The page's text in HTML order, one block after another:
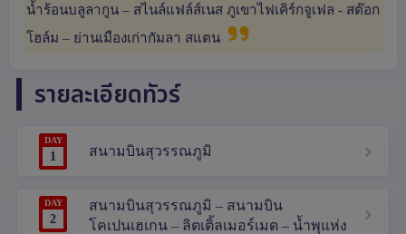
น้ำร้อนบลูลากูน – สไนล์แฟล์ส์เนส ภูเขาไฟเคิร์กจูเฟล - สต๊อก
โฮล์ม – ย่านเมืองเก่ากัมลา สแตน
รายละเอียดทัวร์
DAY
1 สนามบินสุวรรณภูมิ
DAY
2
สนามบินสุวรรณภูมิ – สนามบิน
โคเปนเฮเกน – ลิตเติ้ลเมอร์เมด – น้ำพุแห่ง